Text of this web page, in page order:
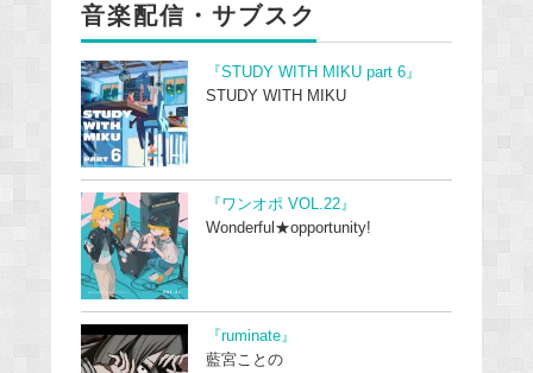
音楽配信・サブスク
『STUDY WITH MIKU part 6』
STUDY WITH MIKU
『ワンオポ VOL.22』
Wonderful★opportunity!
『ruminate』
藍宮ことの